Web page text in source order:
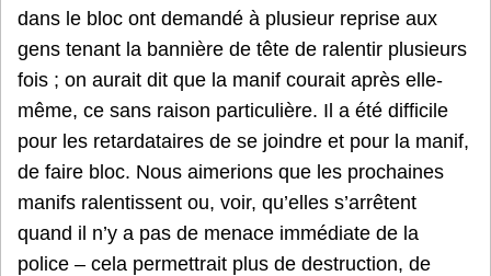
dans le bloc ont demandé à plusieur reprise aux
gens tenant la bannière de tête de ralentir plusieurs
fois ; on aurait dit que la manif courait après elle-
même, ce sans raison particulière. Il a été difficile
pour les retardataires de se joindre et pour la manif,
de faire bloc. Nous aimerions que les prochaines
manifs ralentissent ou, voir, qu’elles s’arrêtent
quand il n’y a pas de menace immédiate de la
police – cela permettrait plus de destruction, de